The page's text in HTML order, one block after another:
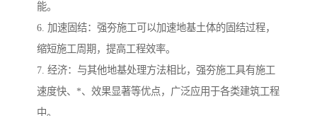
能。
6. 加速固结：强夯施工可以加速地基土体的固结过程，
缩短施工周期，提高工程效率。
7. 经济：与其他地基处理方法相比，强夯施工具有施工
速度快、*、效果显著等优点，广泛应用于各类建筑工程
中。